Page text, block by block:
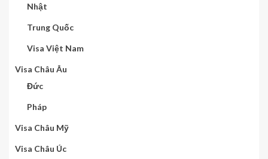
Nhật
Trung Quốc
Visa Việt Nam
Visa Châu Âu
Đức
Pháp
Visa Châu Mỹ
Visa Châu Úc